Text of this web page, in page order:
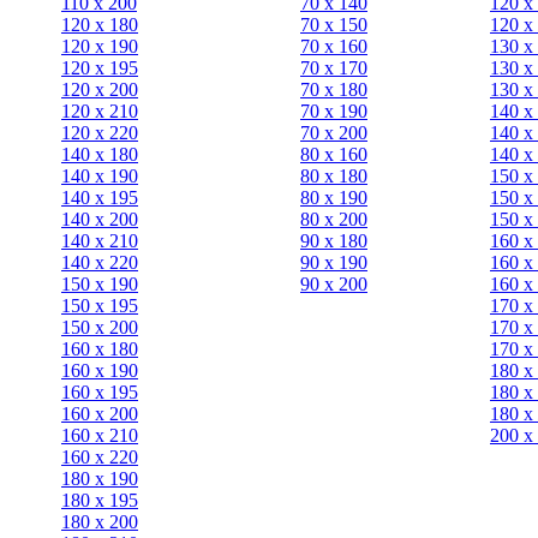
120 x 180
120 х 190
120 х 195
120 х 200
120 x 210
120 x 220
140 x 180
140 х 190
140 х 195
140 х 200
140 x 210
140 x 220
150 х 190
150 х 195
150 х 200
160 x 180
160 х 190
160 х 195
160 х 200
160 x 210
160 x 220
180 х 190
180 х 195
180 х 200
70 х 150
70 х 160
70 х 170
70 х 180
70 х 190
70 х 200
80 х 160
80 х 180
80 x 190
80 x 200
90 х 180
90 x 190
90 x 200
120 х
130 х
130 х
130 х
140 х
140 х
140 х
150 х
150 х
150 х
160 х
160 х
160 х
170 х
170 х
170 х
180 х
180 х
180 х
200 x